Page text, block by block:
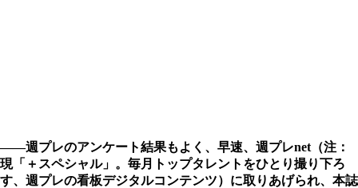
――週プレのアンケート結果もよく、早速、週プレnet（注：
現「＋スペシャル」。毎月トップタレントをひとり撮り下ろ
す、週プレの看板デジタルコンテンツ）に取りあげられ、本誌